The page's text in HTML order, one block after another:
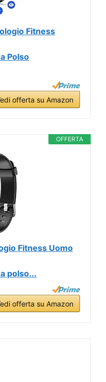
Fitness
Polso
offerta su Amazon
OFFERTA
Fitness Uomo
polso...
offerta su Amazon